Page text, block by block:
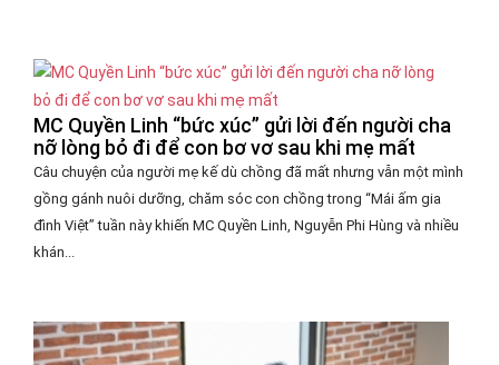
MC Quyền Linh “bức xúc” gửi lời đến người cha
nỡ lòng bỏ đi để con bơ vơ sau khi mẹ mất
Câu chuyện của người mẹ kế dù chồng đã mất nhưng vẫn một mình
gồng gánh nuôi dưỡng, chăm sóc con chồng trong “Mái ấm gia
đình Việt” tuần này khiến MC Quyền Linh, Nguyễn Phi Hùng và nhiều
khán...